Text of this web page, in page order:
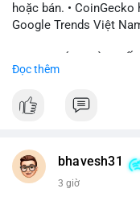
hoặc bán. • CoinGecko
Google Trends Việt
ONDO, CASHCAT. •
BTC breakout và lệnh
định crypto là 'vấn đề
trợ cổ phiếu Apple/IBM.
Đọc thêm
bhavesh31
3 giờ